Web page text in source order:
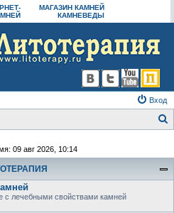
МАГАЗИН КАМНЕЙ
КАМНЕВЕДЫ
Вход
09 авг 2026, 10:14
с лечебными свойствами камней